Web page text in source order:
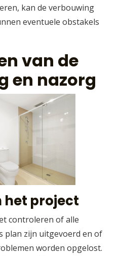
kan de verbouwing
eventuele obstakels
van de
en nazorg
het project
controleren of alle
plan zijn uitgevoerd en of
worden opgelost.